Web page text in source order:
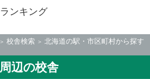
ンキング
校舎検索
北海道の駅・市区町村から探す
辺の校舎